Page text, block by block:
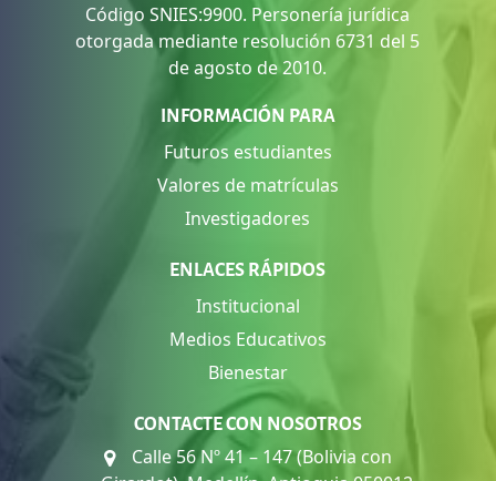
Código SNIES:9900. Personería jurídica
otorgada mediante resolución 6731 del 5
de agosto de 2010.
INFORMACIÓN PARA
Futuros estudiantes
Valores de matrículas
Investigadores
ENLACES RÁPIDOS
Institucional
Medios Educativos
Bienestar
CONTACTE CON NOSOTROS
Calle 56 Nº 41 – 147 (Bolivia con